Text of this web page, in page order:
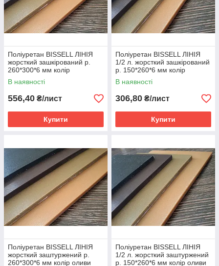
Поліуретан BISSELL ЛІНІЯ
жорсткий зашкірований р.
260*300*6 мм колір
коричневий
В наявності
556,40 ₴/лист
Купити
Поліуретан BISSELL ЛІНІЯ
1/2 л. жорсткий зашкірований
р. 150*260*6 мм колір
коричневий
В наявності
306,80 ₴/лист
Купити
Поліуретан BISSELL ЛІНІЯ
жорсткий заштуржений р.
260*300*6 мм колір оливи
Поліуретан BISSELL ЛІНІЯ
1/2 л. жорсткий заштуржений
р. 150*260*6 мм колір оливи